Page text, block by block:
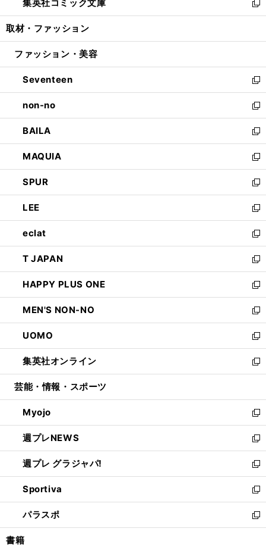
く
で
開
ド
ウ
開
ィ
ン
ウ
開
く
い
ウ
ン
ウ
で
開
く
集英社コミック文庫
新
し
ウ
ン
ド
ウ
で
開
く
取材・ファッション
ファッション・美容
Seventeen
新
し
い
ウ
ィ
ン
ド
ウ
で
開
く
non-no
新
し
い
ウ
ィ
ン
ド
ウ
で
開
く
BAILA
新
し
い
ウ
ィ
ン
ド
ウ
で
開
く
MAQUIA
新
し
い
ウ
ィ
ン
ド
ウ
で
開
く
SPUR
新
し
い
ウ
ィ
ン
ド
ウ
で
開
く
LEE
新
し
い
ウ
ィ
ン
ド
ウ
で
開
く
eclat
新
し
い
ウ
ィ
ン
ド
ウ
で
開
く
T JAPAN
新
し
い
ウ
ィ
ン
ド
ウ
で
開
HAPPY PLUS ONE
新
し
い
ウ
ィ
ン
ド
ウ
開
く
MEN'S NON-NO
新
し
い
ウ
ィ
ン
ウ
で
開
く
UOMO
新
し
い
ウ
ン
ド
ウ
で
開
く
集英社オンライン
新
し
ウ
ィ
ン
ド
ウ
で
開
く
芸能・情報・スポーツ
Myojo
新
し
い
ウ
ィ
ン
ド
ウ
で
開
週プレNEWS
新
し
い
ウ
ィ
ン
ド
ウ
週プレ グラジャパ!
新
し
い
ウ
ィ
ン
Sportiva
新
し
い
ウ
パラスポ
新
し
書籍